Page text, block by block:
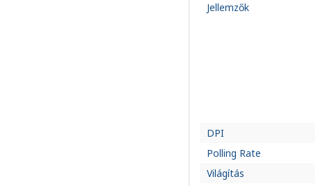
Jellemzők
DPI
Polling Rate
Világítás